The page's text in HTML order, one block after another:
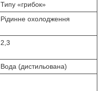
Типу «грибок»
Рідинне охолодження
2,3
Вода (дистильована)